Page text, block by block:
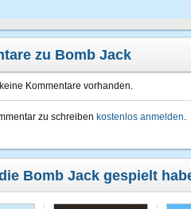
zu Bomb Jack
Kommentare vorhanden.
zu schreiben kostenlos anmelden.
Bomb Jack gespielt